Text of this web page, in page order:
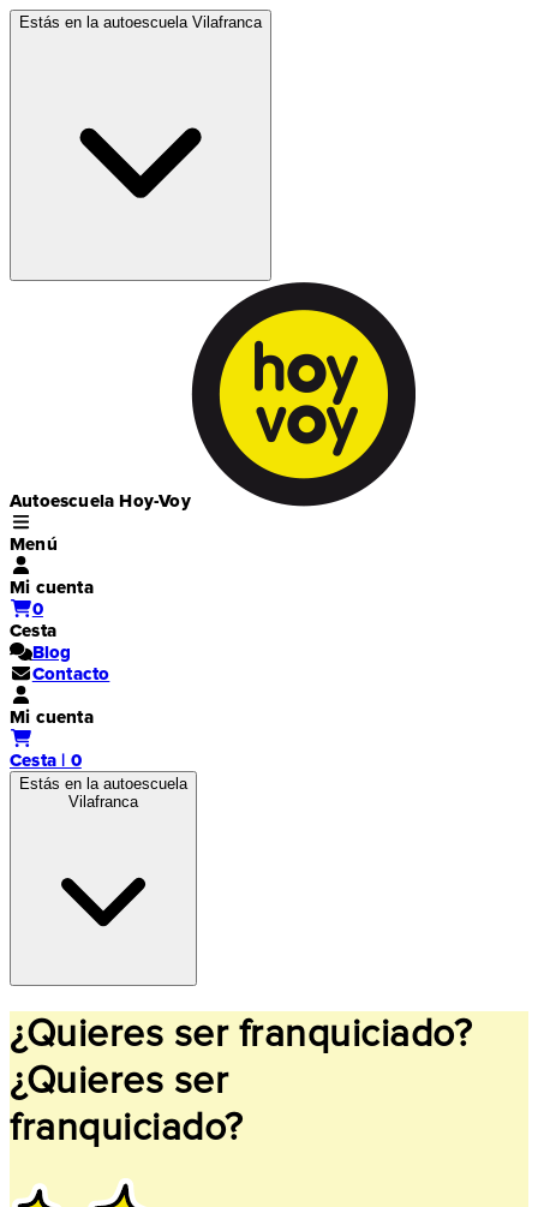
Estás en la autoescuela Vilafranca
Autoescuela Hoy-Voy
Menú
Mi cuenta
0
Cesta
Blog
Contacto
Mi cuenta
Cesta | 0
Estás en la autoescuela
Vilafranca
¿Quieres ser franquiciado?
¿Quieres ser
franquiciado?